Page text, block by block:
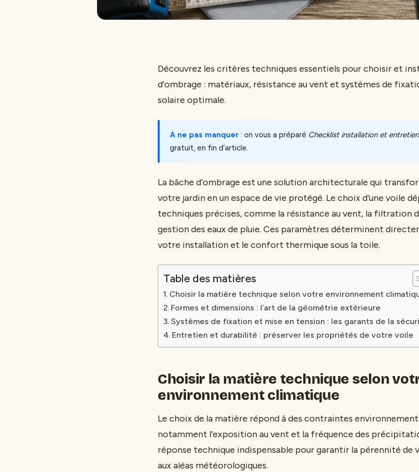
Découvrez les critères techniques essentiels pour choisir et
d’ombrage : matériaux, résistance au vent et systèmes de
solaire optimale.
A ne pas manquer : on vous a préparé Checklist installation et
gratuit, en fin d’article.
La bâche d’ombrage est une solution architecturale qui
votre jardin en un espace de vie protégé. Le choix d’une voile
techniques précises, comme la résistance au vent, la filtration
gestion des eaux de pluie. Ces paramètres déterminent
votre installation et le confort thermique sous la toile.
Table des matières
Choisir la matière technique selon votre environnement
Formes et dimensions : l’art de la géométrie extérieure
Systèmes de fixation et mise en tension : les garants de la
Entretien et durabilité : préserver les propriétés de votre voile
Choisir la matière technique selon
environnement climatique
Le choix de la matière répond à des contraintes
notamment l’exposition au vent et la fréquence des
réponse technique indispensable pour garantir la pérennité de
aux aléas météorologiques.